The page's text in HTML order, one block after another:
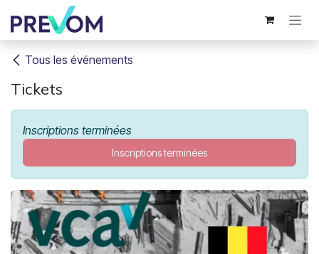
Se rendre au contenu
Tous les événements
Tickets
Inscriptions terminées
Inscriptions terminées